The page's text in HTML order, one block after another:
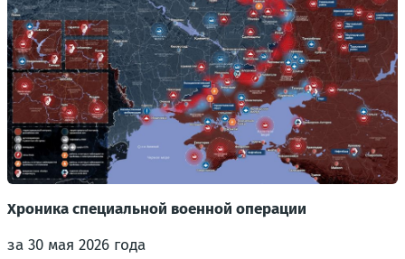
Хроника специальной военной операции
за 30 мая 2026 года